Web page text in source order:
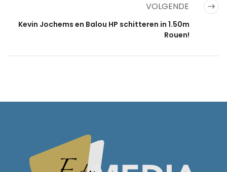
VOLGENDE
Kevin Jochems en Balou HP schitteren in 1.50m
Rouen!